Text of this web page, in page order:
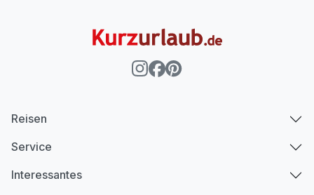
Reisen
Service
Interessantes